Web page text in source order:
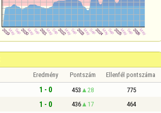
Eredmény Pontszám Ellenfél pontszáma
1 - 0 453 28 775
1 - 0 436 17 464